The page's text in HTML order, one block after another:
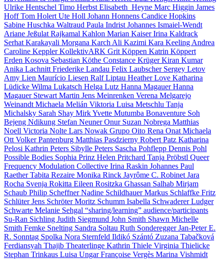
Ulrike Hentschel Timo Herbst Elisabeth Heyne Marc Higgin James
HoffTom Holert Ute Holl Johann Honnens Candice Hopkins
Sabine Huschka Waltraud Paula Indrist Johannes Ismaiel-Wendt
Ariane Jeßulat Rajkamal Kahlon Marian KaiserIrina Kaldrack
Serhat Karakayali Morgana Karch Ali Kazimi Kara Keeling Andrea
Caroline KepplerKollektivARK Grit Köppen Katrin Köppert
Erden Kosova Sebastian Köthe Constance KrügerKiran Kumar
Anika Lachnitt Friederike Landau Felix Laubscher Sergey Letov
Amy Lien Maurício Liesen Ralf Liptau Heather Love Katharina
Lüdicke Wilma Lukatsch Helga Lutz Hanna MagauerHanna
Magauer Stewart Martin Jens Meinrenken Verena Melgarejo
Weinandt Michaela Melián Viktoria Luisa Metschlu Tanja
Michalsky Sarah Shay MirkYvette Mutumba Bonaventure Soh
Bejeng Ndikung Stefan NeunerOnur Suzan Nobrega Matthias
Noell Victoria Nolte Lars Nowak Grupo Oito Rena Onat Michaela
Ott Volker Pantenburg Matthias Pasdzierny Robert Patz Katharina
Pelosi Kathrin Peters Sibylle Peters Sascha Pohflepp Dennis Pohl
Possible Bodies Sophia Prinz Helen Pritchard Tanja Pröbstl Queer
Frequency Modulation Collective Irina Raskin Johannes Paul
RaetherTabita Rezaire Monika Rinck Jayrôme C. Robinet Jara
Rocha Svenja Rokitta Eileen Rositzka Ghassan Salhab Mirjam
Schaub Philip ScheffnerNadine SchildhauerMarkus Schlaffke Fritz
SchlüterJens SchröterMoritz Schumm Isabella SchwadererLudger
Schwarte Melanie Sehgal “sharing/learning” audience/participants
Su-Ran Sichling Judith Siegmund John Smith Shawn Michelle
Smith Femke Snelting Sandra Soltau Ruth SondereggerJan-Peter E.
R. Sonntag Spolka Nora Sternfeld Ildikó Szántó Zuzana Tabačková
Ferdiansyah Thajib Theaterlinge Kathrin Thiele Virginia Thielicke
Stephan Trinkaus Luisa UngarFrançoise Vergès Marina Vishmidt